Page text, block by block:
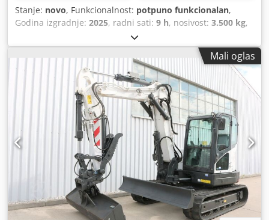
Stanje: novo, Funkcionalnost: potpuno funkcionalan,
Godina izgradnje: 2025, radni sati: 9 h, nosivost: 3.500 kg,
, slobodno podizanje:
mm, vrsta goriva:dizel, vrsta jarbola:triplex, građevinska
45 kW (61,18 KS)
, širina nosača
vilica:
1.190 mm, duljina vilica:1.200 mm
, prazna masa:
, ukupna dužina:2.779 mm, vrsta pogona: Diesel,
širina gradnje:1.290 mm,
Mali oglas